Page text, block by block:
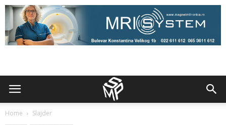
Home Slajder